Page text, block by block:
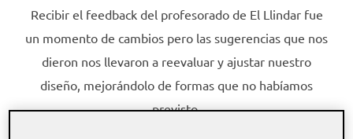
Recibir el feedback del profesorado de El Llindar fue
un momento de cambios pero las sugerencias que nos
dieron nos llevaron a reevaluar y ajustar nuestro
diseño, mejorándolo de formas que no habíamos
previsto.